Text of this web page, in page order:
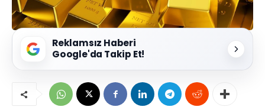
Reklamsız Haberi
Google'da Takip Et!